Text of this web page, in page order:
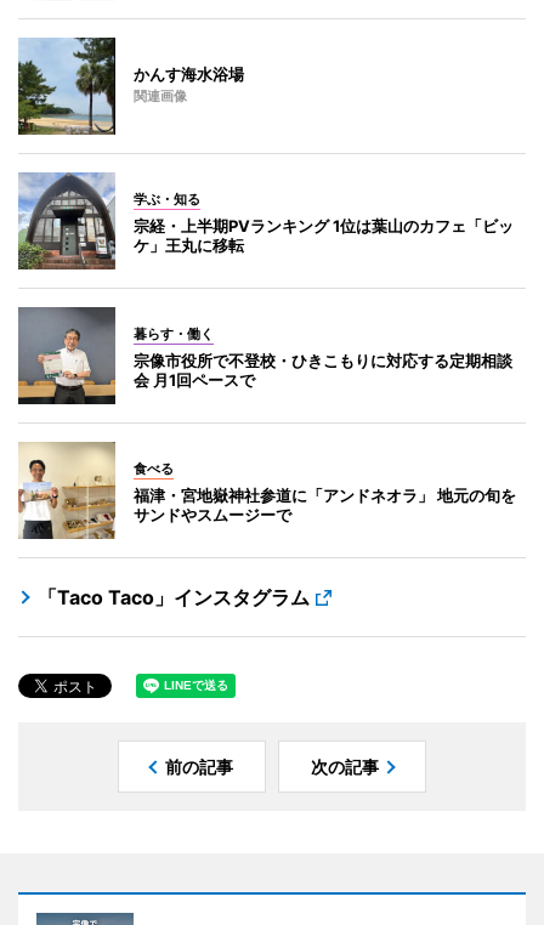
かんす海水浴場
関連画像
学ぶ・知る
宗経・上半期PVランキング 1位は葉山のカフェ「ビッ
ケ」王丸に移転
暮らす・働く
宗像市役所で不登校・ひきこもりに対応する定期相談
会 月1回ペースで
食べる
福津・宮地嶽神社参道に「アンドネオラ」 地元の旬を
サンドやスムージーで
「Taco Taco」インスタグラム
前の記事 次の記事